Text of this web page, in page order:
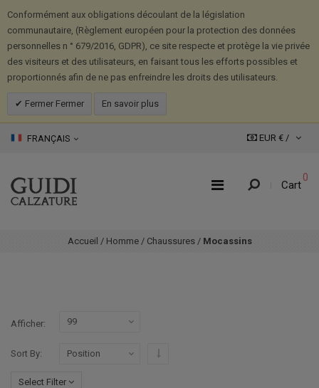
Conformément aux obligations découlant de la législation
communautaire, (Règlement européen pour la protection des données
personnelles n ° 679/2016, GDPR), ce site respecte et protège la vie privée
des visiteurs et des utilisateurs, en faisant tous les efforts possibles et
proportionnés afin de ne pas enfreindre les droits des utilisateurs.
Fermer Fermer En savoir plus
FRANÇAIS EUR € /
Cart
0
Accueil / Homme / Chaussures / Mocassins
Afficher
Sort By
Select Filter